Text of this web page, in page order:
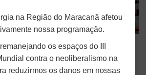
resistência, 44º Congresso
reúne mais de 600
Salvador
na Região do Maracanã afetou
nossa programação.
os espaços do III
contra o neoliberalismo na
reduzirmos os danos em nossas